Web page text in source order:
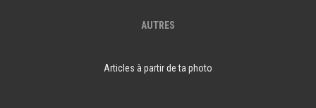
AUTRES
Articles à partir de ta photo